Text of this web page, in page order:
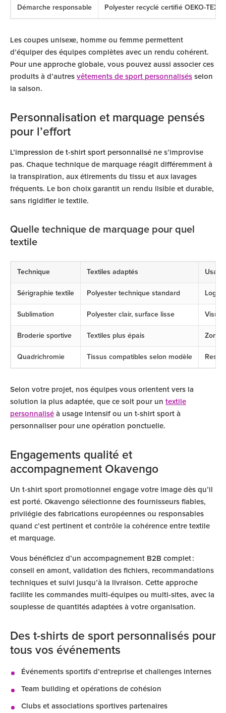
Démarche responsable Polyester recyclé certifié OEKO-TEX
Les coupes unisexe, homme ou femme permettent
d’équiper des équipes complètes avec un rendu cohérent.
Pour une approche globale, vous pouvez aussi associer ces
produits à d’autres vêtements de sport personnalisés selon
la saison.
Personnalisation et marquage pensés
pour l’effort
L’impression de t-shirt sport personnalisé ne s’improvise
pas. Chaque technique de marquage réagit différemment à
la transpiration, aux étirements du tissu et aux lavages
fréquents. Le bon choix garantit un rendu lisible et durable,
sans rigidifier le textile.
Quelle technique de marquage pour quel
textile
Technique Textiles adaptés
Sérigraphie textile Polyester technique standard
Sublimation Polyester clair, surface lisse
Broderie sportive Textiles plus épais
Quadrichromie Tissus compatibles selon modèle
Selon votre projet, nos équipes vous orientent vers la
solution la plus adaptée, que ce soit pour un textile
personnalisé à usage intensif ou un t-shirt sport à
personnaliser pour une opération ponctuelle.
Engagements qualité et
accompagnement Okavengo
Un t-shirt sport promotionnel engage votre image dès qu’il
est porté. Okavengo sélectionne des fournisseurs fiables,
privilégie des fabrications européennes ou responsables
quand c’est pertinent et contrôle la cohérence entre textile
et marquage.
Vous bénéficiez d’un accompagnement B2B complet :
conseil en amont, validation des fichiers, recommandations
techniques et suivi jusqu’à la livraison. Cette approche
facilite les commandes multi-équipes ou multi-sites, avec la
souplesse de quantités adaptées à votre organisation.
Des t-shirts de sport personnalisés pour
tous vos événements
Événements sportifs d’entreprise et challenges internes
Team building et opérations de cohésion
Clubs et associations sportives partenaires